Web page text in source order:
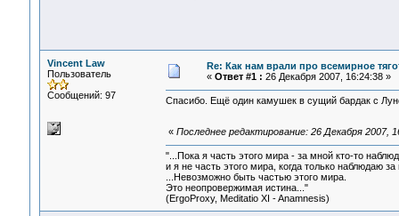
Vincent Law
Пользователь
Сообщений: 97
Re: Как нам врали про всемирное
« Ответ #1 : 26 Декабря 2007, 16:24:38 »
Спасибо. Ещё один камушек в сущий бардак с
« Последнее редактирование: 26 Декабря 2007,
"...Пока я часть этого мира - за мной кто-то
и я не часть этого мира, когда только наблюдаю
...Невозможно быть частью этого мира.
Это неопровержимая истина..."
(ErgoProxy, Meditatio XI - Anamnesis)